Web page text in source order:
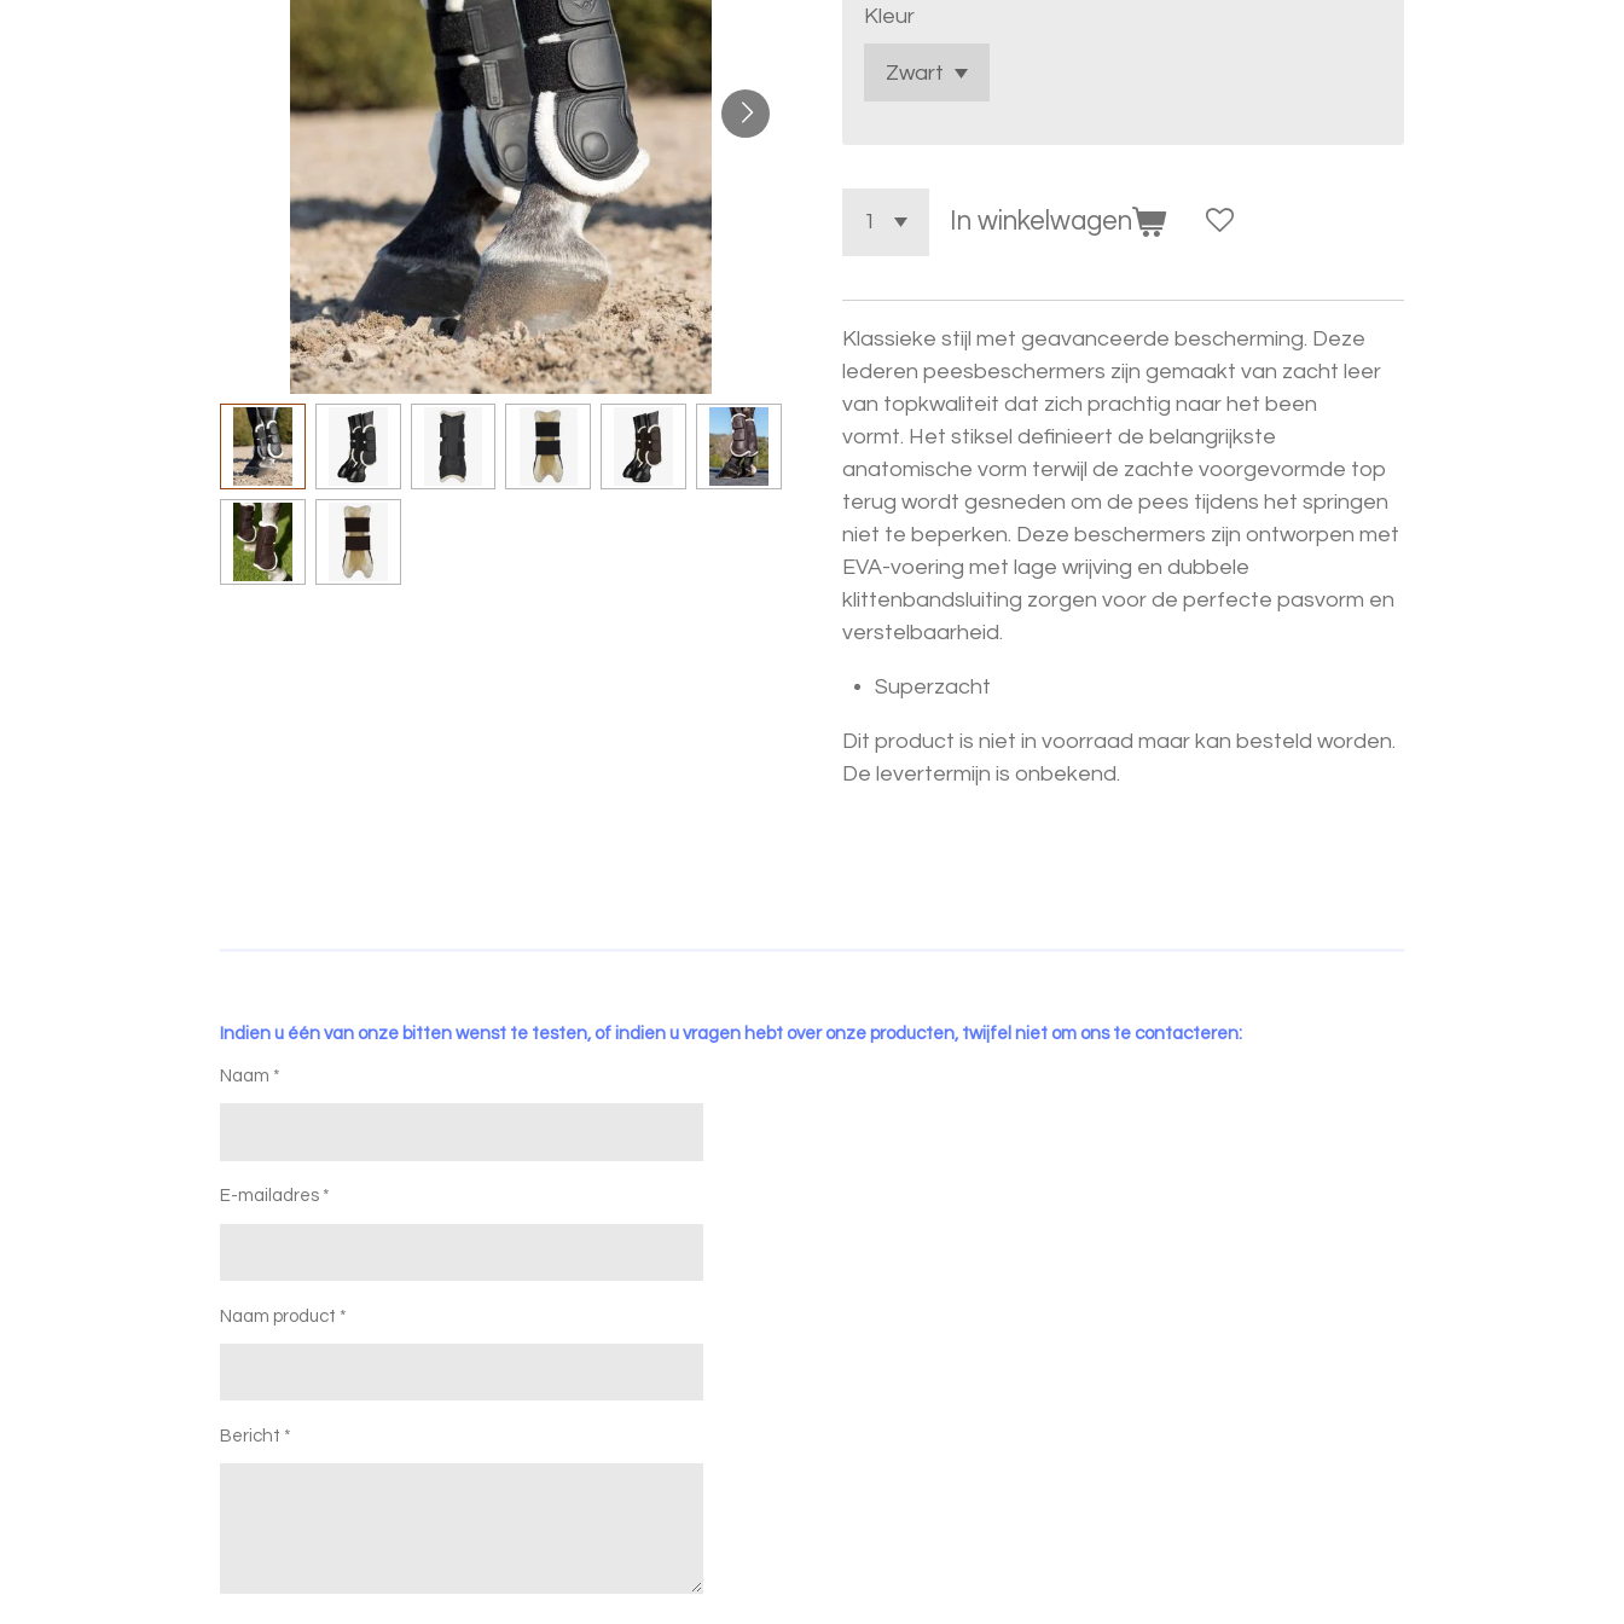
Kleur
In winkelwagen
Klassieke stijl met geavanceerde bescherming. Deze
lederen peesbeschermers zijn gemaakt van zacht leer
van topkwaliteit dat zich prachtig naar het been
vormt. Het stiksel definieert de belangrijkste
anatomische vorm terwijl de zachte voorgevormde top
terug wordt gesneden om de pees tijdens het springen
niet te beperken. Deze beschermers zijn ontworpen met
EVA-voering met lage wrijving en dubbele
klittenbandsluiting zorgen voor de perfecte pasvorm en
verstelbaarheid.
Superzacht
Dit product is niet in voorraad maar kan besteld worden.
De levertermijn is onbekend.
Indien u één van onze bitten wenst te testen, of indien u vragen hebt over onze producten, twijfel niet om ons te contacteren:
Naam *
E-mailadres *
Naam product *
Bericht *